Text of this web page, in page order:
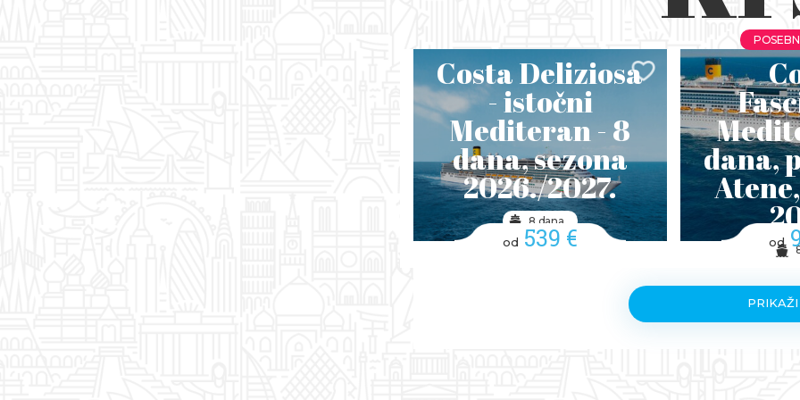
Costa Deliziosa
- istočni
Mediteran - 8
dana, sezona
2026./2027.
8 dana
od 539 €
dana,
od
PRIKAŽI